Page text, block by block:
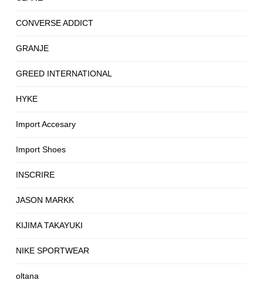
CONVERSE ADDICT
GRANJE
GREED INTERNATIONAL
HYKE
Import Accesary
Import Shoes
INSCRIRE
JASON MARKK
KIJIMA TAKAYUKI
NIKE SPORTWEAR
oltana